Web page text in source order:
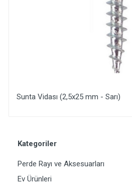
Kategoriler
Perde Rayı ve Aksesuarları
Ev Ürünleri
Sunta Vidası (2,5x25 mm - Sarı)